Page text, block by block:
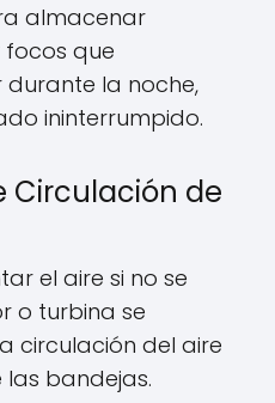
almacenar
que
la noche,
ininterrumpido.
Circulación de
el aire si no se
o turbina se
circulación del aire
bandejas.